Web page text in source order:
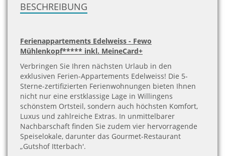
BESCHREIBUNG
Ferienappartements Edelweiss - Fewo
Mühlenkopf***** inkl. MeineCard+
Verbringen Sie Ihren nächsten Urlaub in den
exklusiven Ferien-Appartements Edelweiss! Die 5-
Sterne-zertifizierten Ferienwohnungen bieten Ihnen
nicht nur eine erstklassige Lage in Willingens
schönstem Ortsteil, sondern auch höchsten Komfort,
Luxus und zahlreiche Extras. In unmittelbarer
Nachbarschaft finden Sie zudem vier hervorragende
Speiselokale, darunter das Gourmet-Restaurant
„Gutshof Itterbach'.